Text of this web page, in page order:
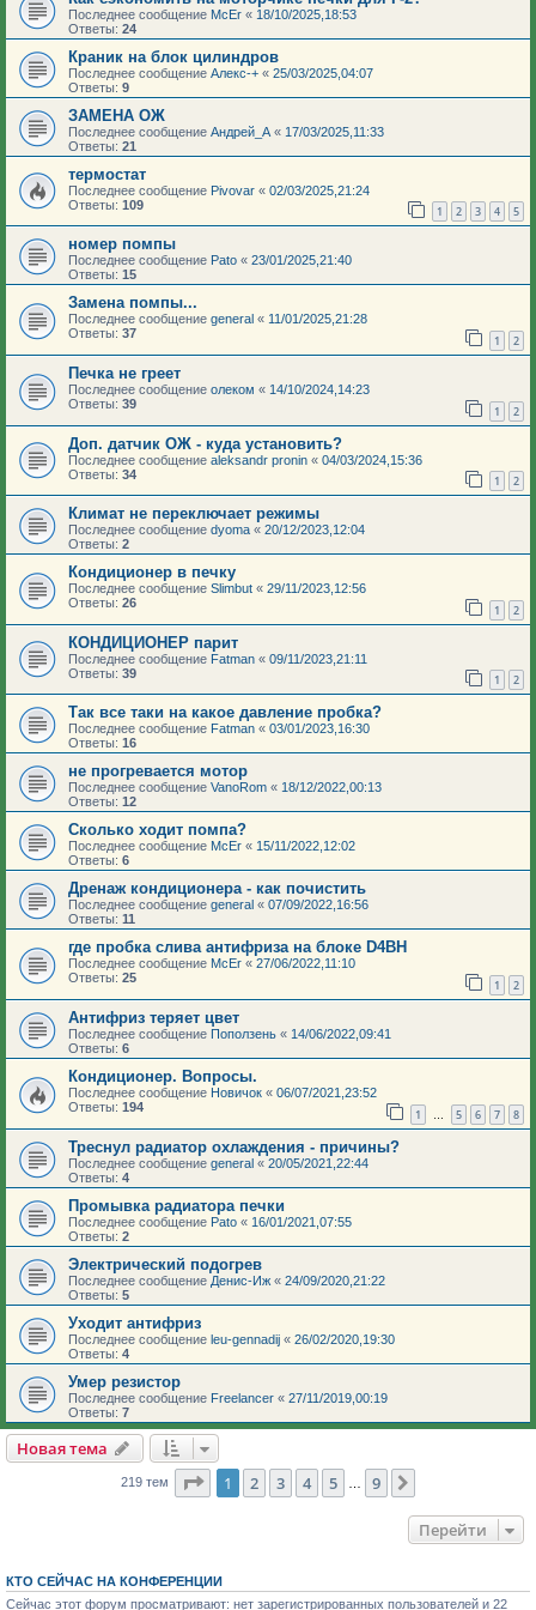
Последнее сообщение McEr « 18/10/2025,18:53
Ответы: 24
Краник на блок цилиндров
Последнее сообщение Алекс-+ « 25/03/2025,04:07
Ответы: 9
ЗАМЕНА ОЖ
Последнее сообщение Андрей_А « 17/03/2025,11:33
Ответы: 21
термостат
Последнее сообщение Pivovar « 02/03/2025,21:24
Ответы: 109 1 2 3 4 5
номер помпы
Последнее сообщение Pato « 23/01/2025,21:40
Ответы: 15
Замена помпы...
Последнее сообщение general « 11/01/2025,21:28
Ответы: 37 1 2
Печка не греет
Последнее сообщение олеком « 14/10/2024,14:23
Ответы: 39 1 2
Доп. датчик ОЖ - куда установить?
Последнее сообщение aleksandr pronin « 04/03/2024,15:36
Ответы: 34 1 2
Климат не переключает режимы
Последнее сообщение dyoma « 20/12/2023,12:04
Ответы: 2
Кондиционер в печку
Последнее сообщение Slimbut « 29/11/2023,12:56
Ответы: 26 1 2
КОНДИЦИОНЕР парит
Последнее сообщение Fatman « 09/11/2023,21:11
Ответы: 39 1 2
Так все таки на какое давление пробка?
Последнее сообщение Fatman « 03/01/2023,16:30
Ответы: 16
не прогревается мотор
Последнее сообщение VanoRom « 18/12/2022,00:13
Ответы: 12
Сколько ходит помпа?
Последнее сообщение McEr « 15/11/2022,12:02
Ответы: 6
Дренаж кондиционера - как почистить
Последнее сообщение general « 07/09/2022,16:56
Ответы: 11
где пробка слива антифриза на блоке D4BH
Последнее сообщение McEr « 27/06/2022,11:10
Ответы: 25 1 2
Антифриз теряет цвет
Последнее сообщение Поползень « 14/06/2022,09:41
Ответы: 6
Кондиционер. Вопросы.
Последнее сообщение Новичок « 06/07/2021,23:52
Ответы: 194 1 … 5 6 7 8
Треснул радиатор охлаждения - причины?
Последнее сообщение general « 20/05/2021,22:44
Ответы: 4
Промывка радиатора печки
Последнее сообщение Pato « 16/01/2021,07:55
Ответы: 2
Электрический подогрев
Последнее сообщение Денис-Иж « 24/09/2020,21:22
Ответы: 5
Уходит антифриз
Последнее сообщение leu-gennadij « 26/02/2020,19:30
Ответы: 4
Умер резистор
Последнее сообщение Freelancer « 27/11/2019,00:19
Ответы: 7
Новая тема
219 тем Страница из
1 2 3 4 5 9
Перейти
КТО СЕЙЧАС НА КОНФЕРЕНЦИИ
Сейчас этот форум просматривают: нет зарегистрированных пользователей и 22